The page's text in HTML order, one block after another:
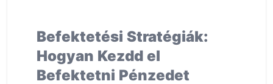
Befektetési Stratégiák:
Hogyan Kezdd el
Befektetni Pénzedet